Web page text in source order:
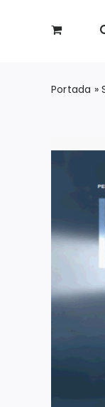
Portada »